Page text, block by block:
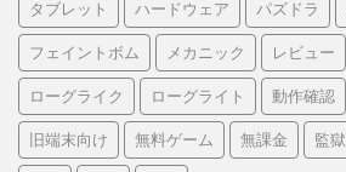
タブレット ハードウェア パズドラ
フェイントボム メカニック レビュー
ローグライク ローグライト 動作確認
旧端末向け 無料ゲーム 無課金 監獄